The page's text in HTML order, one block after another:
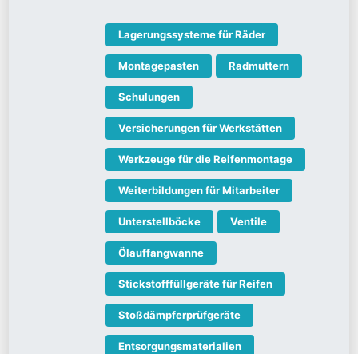
Lagerungssysteme für Räder
Montagepasten Radmuttern
Schulungen
Versicherungen für Werkstätten
Werkzeuge für die Reifenmontage
Weiterbildungen für Mitarbeiter
Unterstellböcke Ventile
Ölauffangwanne
Stickstofffüllgeräte für Reifen
Stoßdämpferprüfgeräte
Entsorgungsmaterialien